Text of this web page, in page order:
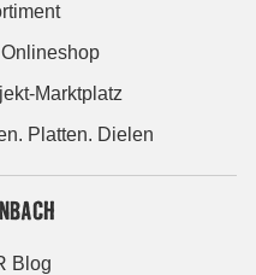
Marktplatz
Platten. Dielen
Blog